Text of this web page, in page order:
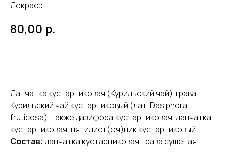
Лекрасэт
80,00 р.
Лапчатка кустарниковая (Курильский чай) трава
Курильский чай кустарниковый (лат. Dasiphora
fruticosa), также дазифора кустарниковая, лапчатка
кустарниковая, пятилист(оч)ник кустарниковый
Состав: лапчатка кустарниковая трава сушеная